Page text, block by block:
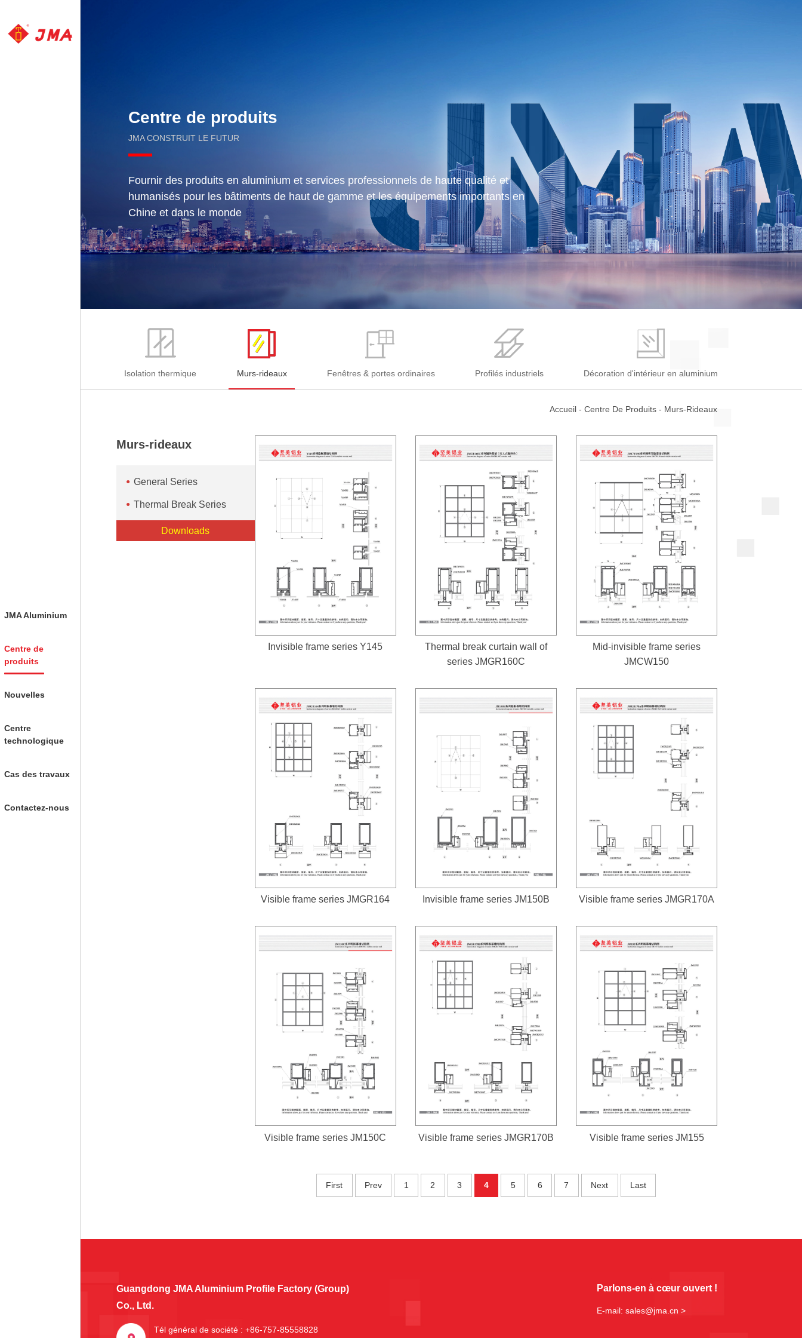
JMA Aluminium
Centre de
produits
Nouvelles
Centre
technologique
Cas des travaux
Contactez-nous
Centre de produits
JMA CONSTRUIT LE FUTUR
Fournir des produits en aluminium et services professionnels de haute qualité et
humanisés pour les bâtiments de haut de gamme et les équipements importants en
Chine et dans le monde
Isolation thermique Murs-rideaux Fenêtres & portes ordinaires Profilés industriels Décoration d'intérieur en aluminium
Accueil -Centre De Produits - Murs-Rideaux
Murs-rideaux
General Series
Thermal Break Series
Downloads
Invisible frame series Y145
Thermal break curtain wall of
series JMGR160C
Mid-invisible frame series
JMCW150
Visible frame series JMGR164 Invisible frame series JM150B Visible frame series JMGR170A
Visible frame series JM150C Visible frame series JMGR170B Visible frame series JM155
First Prev 1 2 3 4 5 6 7 Next Last
Guangdong JMA Aluminium Profile Factory (Group)
Co., Ltd.
Tél général de société : +86-757-85558828
Parlons-en à cœur ouvert !
E-mail: sales@jma.cn >